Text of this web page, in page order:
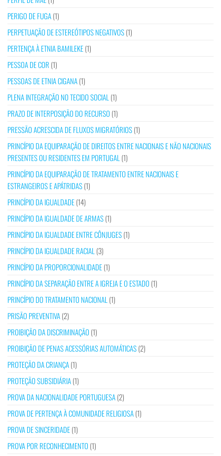
PERIGO DE FUGA(1)
PERPETUAÇÃO DE ESTEREÓTIPOS NEGATIVOS(1)
PERTENÇA À ETNIA BAMILEKE(1)
PESSOA DE COR (1)
PESSOAS DE ETNIA CIGANA(1)
PLENA INTEGRAÇÃO NO TECIDO SOCIAL (1)
PRAZO DE INTERPOSIÇÃO DO RECURSO (1)
PRESSÃO ACRESCIDA DE FLUXOS MIGRATÓRIOS(1)
PRINCÍPIO DA EQUIPARAÇÃO DE DIREITOS ENTRE NACIONAIS E NÃO NACIONAIS
PRESENTES OU RESIDENTES EM PORTUGAL (1)
PRINCÍPIO DA EQUIPARAÇÃO DE TRATAMENTO ENTRE NACIONAIS E
ESTRANGEIROS E APÁTRIDAS(1)
PRINCÍPIO DA IGUALDADE(14)
PRINCÍPIO DA IGUALDADE DE ARMAS(1)
PRINCÍPIO DA IGUALDADE ENTRE CÔNJUGES(1)
PRINCÍPIO DA IGUALDADE RACIAL (3)
PRINCÍPIO DA PROPORCIONALIDADE(1)
PRINCÍPIO DA SEPARAÇÃO ENTRE A IGREJA E O ESTADO (1)
PRINCÍPIO DO TRATAMENTO NACIONAL (1)
PRISÃO PREVENTIVA(2)
PROIBIÇÃO DA DISCRIMINAÇÃO (1)
PROIBIÇÃO DE PENAS ACESSÓRIAS AUTOMÁTICAS(2)
PROTEÇÃO DA CRIANÇA(1)
PROTEÇÃO SUBSIDIÁRIA(1)
PROVA DA NACIONALIDADE PORTUGUESA(2)
PROVA DE PERTENÇA À COMUNIDADE RELIGIOSA(1)
PROVA DE SINCERIDADE(1)
PROVA POR RECONHECIMENTO (1)